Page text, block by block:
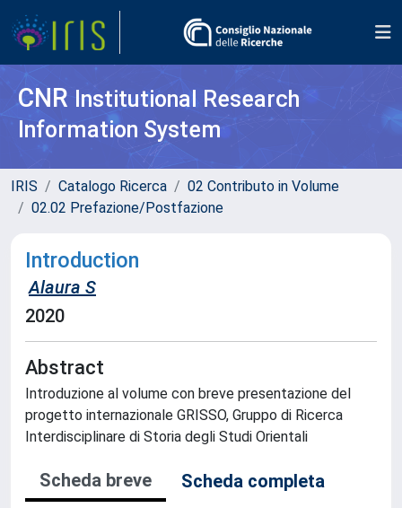
CNR Institutional Research
Information System
IRIS Catalogo Ricerca
02 Contributo in Volume
02.02 Prefazione/Postfazione
Introduction
Alaura S
2020
Abstract
Introduzione al volume con breve presentazione del
progetto internazionale GRISSO, Gruppo di Ricerca
Interdisciplinare di Storia degli Studi Orientali
Scheda breve
Scheda completa